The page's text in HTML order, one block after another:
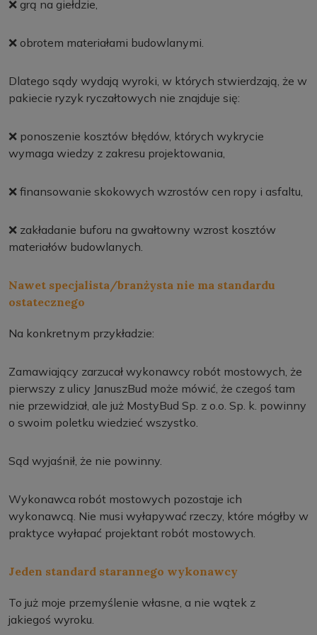
❌ grą na giełdzie,
❌ obrotem materiałami budowlanymi.
Dlatego sądy wydają wyroki, w których stwierdzają, że w
pakiecie ryzyk ryczałtowych nie znajduje się:
❌ ponoszenie kosztów błędów, których wykrycie
wymaga wiedzy z zakresu projektowania,
❌ finansowanie skokowych wzrostów cen ropy i asfaltu,
❌ zakładanie buforu na gwałtowny wzrost kosztów
materiałów budowlanych.
Nawet specjalista/branżysta nie ma standardu
ostatecznego
Na konkretnym przykładzie:
Zamawiający zarzucał wykonawcy robót mostowych, że
pierwszy z ulicy JanuszBud może mówić, że czegoś tam
nie przewidział, ale już MostyBud Sp. z o.o. Sp. k. powinny
o swoim poletku wiedzieć wszystko.
Sąd wyjaśnił, że nie powinny.
Wykonawca robót mostowych pozostaje ich
wykonawcą. Nie musi wyłapywać rzeczy, które mógłby w
praktyce wyłapać projektant robót mostowych.
Jeden standard starannego wykonawcy
To już moje przemyślenie własne, a nie wątek z
jakiegoś wyroku.